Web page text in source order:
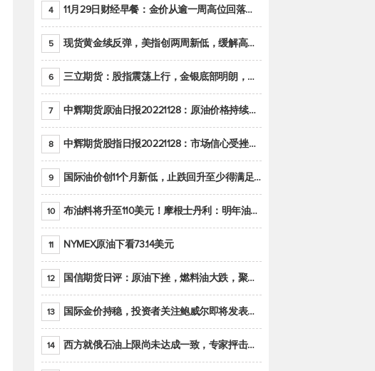
4 11月29日财经早餐：金价从逾一周高位回落，美联储官员重申鹰派立场推动美元回升
5 现货黄金续反弹，美指创两周新低，缓解高通胀美国须治本
6 三立期货：股指震荡上行，金银底部明朗，原油偏弱走势(20221128收评)
7 中辉期货原油日报20221128：原油价格持续下降，市场关注OPEC+新一轮产能政策
8 中辉期货股指日报20221128：市场信心受挫，股指全线回调
9 国际油价创11个月新低，止跌回升至少得满足二大条件之一
10 布油料将升至110美元！摩根士丹利：明年油市面临七大不确定性
11 NYMEX原油下看73.14美元
12 国信期货日评：原油下挫，燃料油大跌，聚烯烃谨慎回调
13 国际金价持稳，投资者关注鲍威尔即将发表的讲话
14 西方就俄石油上限尚未达成一致，专家抨击限价是无用功